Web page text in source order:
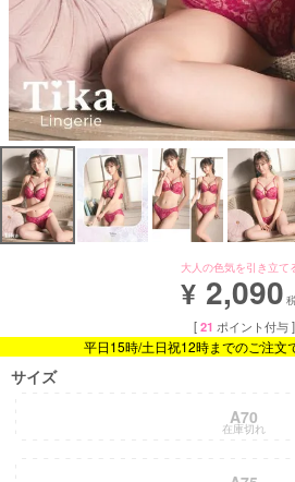
大人の色気を引き立て
¥ 2,090
[ 21 ポイント付与 ]
平日15時/土日祝12時までのご注文
サイズ
A70
在庫切れ